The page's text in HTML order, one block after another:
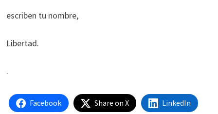
escriben tu nombre,
Libertad.
.
Facebook Share on X LinkedIn